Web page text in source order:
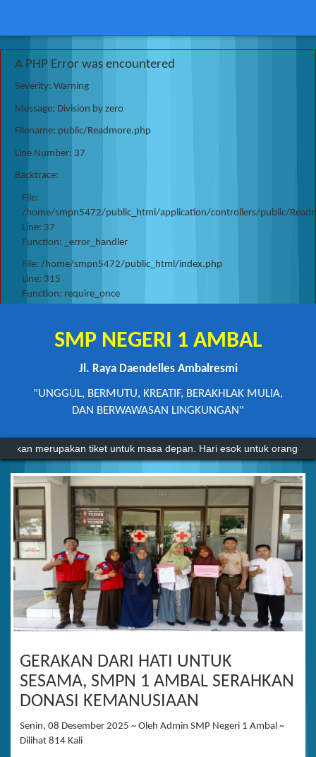
A PHP Error was encountered
Severity: Warning
Message: Division by zero
Filename: public/Readmore.php
Line Number: 37
Backtrace:
File:
/home/smpn5472/public_html/application/controllers/public/
Line: 37
Function: _error_handler
File: /home/smpn5472/public_html/index.php
Line: 315
Function: require_once
SMP NEGERI 1 AMBAL
Jl. Raya Daendelles Ambalresmi
"UNGGUL, BERMUTU, KREATIF, BERAKHLAK MULIA,
DAN BERWAWASAN LINGKUNGAN"
tiket untuk masa depan. Hari esok untuk orang-orang yang
GERAKAN DARI HATI UNTUK
SESAMA, SMPN 1 AMBAL SERAHKAN
DONASI KEMANUSIAAN
Senin, 08 Desember 2025 ~ Oleh Admin SMP Negeri 1 Ambal ~
Dilihat 814 Kali